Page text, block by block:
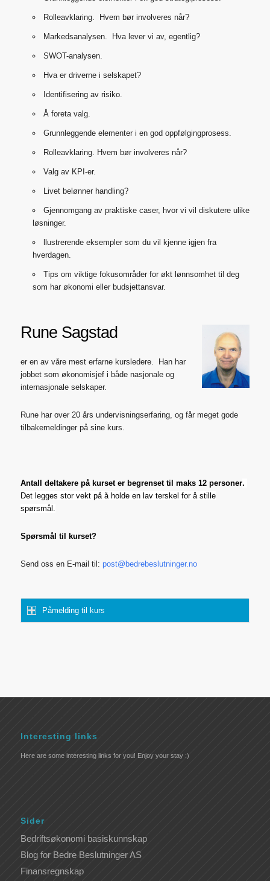
Rolleavklaring. Hvem bør involveres når?
Markedsanalysen. Hva lever vi av, egentlig?
SWOT-analysen.
Hva er driverne i selskapet?
Identifisering av risiko.
Å foreta valg.
Grunnleggende elementer i en god oppfølgingprosess.
Rolleavklaring. Hvem bør involveres når?
Valg av KPI-er.
Livet belønner handling?
Gjennomgang av praktiske caser, hvor vi vil diskutere ulike
løsninger.
llustrerende eksempler som du vil kjenne igjen fra
hverdagen.
Tips om viktige fokusområder for økt lønnsomhet til deg
som har økonomi eller budsjettansvar.
Rune Sagstad
er en av våre mest erfarne kursledere. Han har
jobbet som økonomisjef i både nasjonale og
internasjonale selskaper.
Rune har over 20 års undervisningserfaring, og får meget gode
tilbakemeldinger på sine kurs.
Antall deltakere på kurseter begrenset til maks 12 personer.
Det legges stor vekt på å holde en lav terskel for å stille
spørsmål.
Spørsmål til kurset?
Send oss en E-mail til: post@bedrebeslutninger.no
Påmelding til kurs
Interesting links
Here are some interesting links for you! Enjoy your stay :)
Sider
Bedriftsøkonomi basiskunnskap
Blog for Bedre Beslutninger AS
Finansregnskap